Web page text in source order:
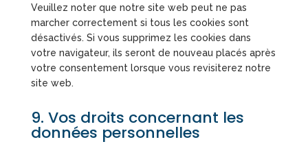
Veuillez noter que notre site web peut ne pas
marcher correctement si tous les cookies sont
désactivés. Si vous supprimez les cookies dans
votre navigateur, ils seront de nouveau placés après
votre consentement lorsque vous revisiterez notre
site web.
9. Vos droits concernant les
données personnelles